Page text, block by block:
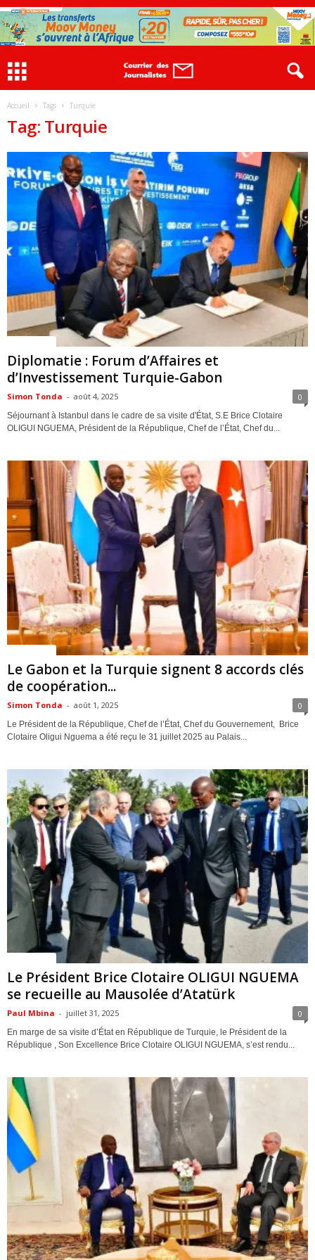
Accueil Tags Turquie
Tag: Turquie
Diplomatie : Forum d’Affaires et
d’Investissement Turquie-Gabon
Simon Tonda - août 4, 2025 0
Séjournant à Istanbul dans le cadre de sa visite d'État, S.E Brice Clotaire
OLIGUI NGUEMA, Président de la République, Chef de l’État, Chef du...
Le Gabon et la Turquie signent 8 accords clés
de coopération...
Simon Tonda - août 1, 2025 0
Le Président de la République, Chef de l’État, Chef du Gouvernement, Brice
Clotaire Oligui Nguema a été reçu le 31 juillet 2025 au Palais...
Le Président Brice Clotaire OLIGUI NGUEMA
se recueille au Mausolée d’Atatürk
Paul Mbina - juillet 31, 2025 0
En marge de sa visite d’État en République de Turquie, le Président de la
République , Son Excellence Brice Clotaire OLIGUI NGUEMA, s’est rendu...